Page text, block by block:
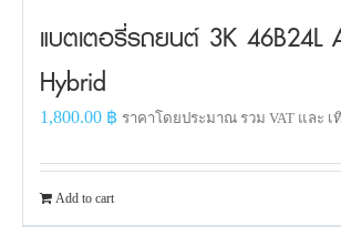
แบตเตอรี่รถยนต์ 3K 46B24L
Hybrid
1,800.00 ฿ ราคาโดยประมาณ รวม VAT และ เ
Add to cart